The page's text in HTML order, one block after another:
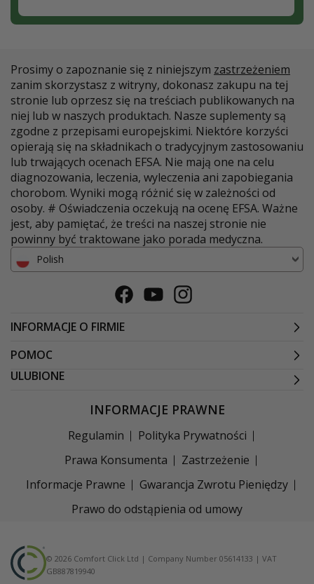
Prosimy o zapoznanie się z niniejszym zastrzeżeniem
zanim skorzystasz z witryny, dokonasz zakupu na tej
stronie lub oprzesz się na treściach publikowanych na
niej lub w naszych produktach. Nasze suplementy są
zgodne z przepisami europejskimi. Niektóre korzyści
opierają się na składnikach o tradycyjnym zastosowaniu
lub trwających ocenach EFSA. Nie mają one na celu
diagnozowania, leczenia, wyleczenia ani zapobiegania
chorobom. Wyniki mogą różnić się w zależności od
osoby. # Oświadczenia oczekują na ocenę EFSA. Ważne
jest, aby pamiętać, że treści na naszej stronie nie
powinny być traktowane jako porada medyczna.
Polish
FacebookYoutubeInstagram
INFORMACJE O FIRMIE
POMOC
ULUBIONE
INFORMACJE PRAWNE
Regulamin
Polityka Prywatności
Prawa Konsumenta
Zastrzeżenie
Informacje Prawne
Gwarancja Zwrotu Pieniędzy
Prawo do odstąpienia od umowy
© 2026 Comfort Click Ltd | Company Number 05614133 | VAT
GB887819940